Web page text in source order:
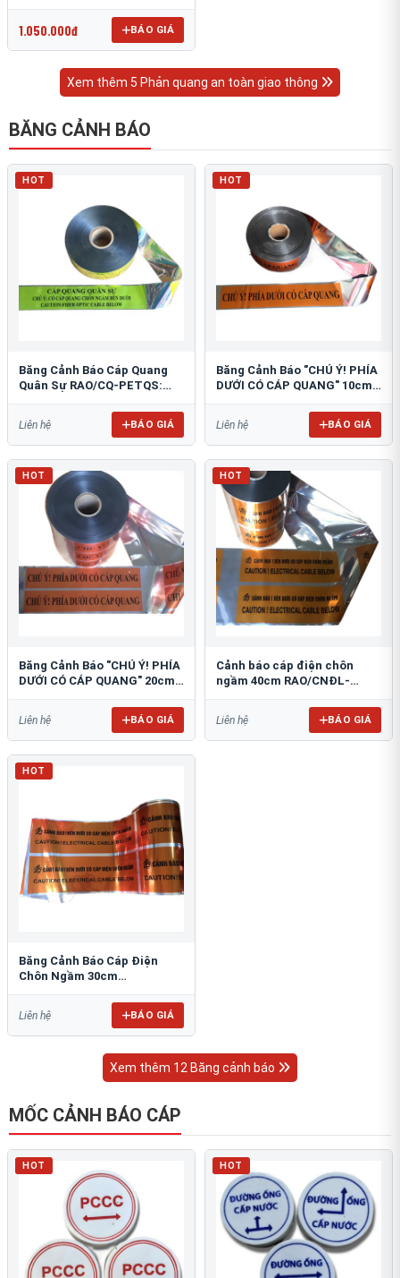
1.050.000đ BÁO GIÁ
Xem thêm 5 Phản quang an toàn giao thông
BĂNG CẢNH BÁO
HOT
Băng Cảnh Báo Cáp Quang
Quân Sự RAO/CQ-PETQS:
Liên hệ BÁO GIÁ
HOT
Băng Cảnh Báo "CHÚ Ý! PHÍA
DƯỚI CÓ CÁP QUANG" 10cm:
Liên hệ BÁO GIÁ
HOT
Băng Cảnh Báo "CHÚ Ý! PHÍA
DƯỚI CÓ CÁP QUANG" 20cm
Liên hệ BÁO GIÁ
HOT
Cảnh báo cáp điện chôn
ngầm 40cm RAO/CNĐL-
Liên hệ BÁO GIÁ
HOT
Băng Cảnh Báo Cáp Điện
Chôn Ngầm 30cm
Liên hệ BÁO GIÁ
Xem thêm 12 Băng cảnh báo
MỐC CẢNH BÁO CÁP
HOT HOT